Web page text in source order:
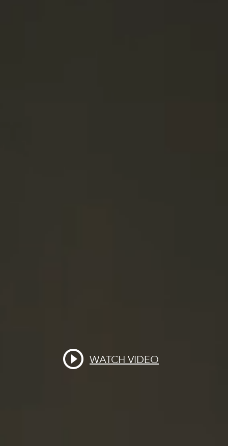
WATCH VIDEO